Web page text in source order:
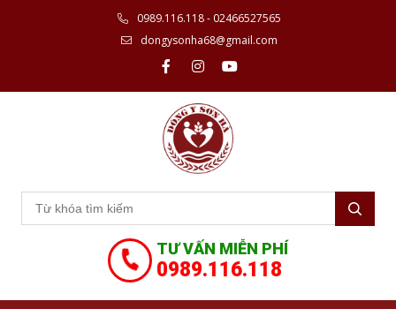
0989.116.118 - 02466527565
dongysonha68@gmail.com
TƯ VẤN MIỄN PHÍ
0989.116.118